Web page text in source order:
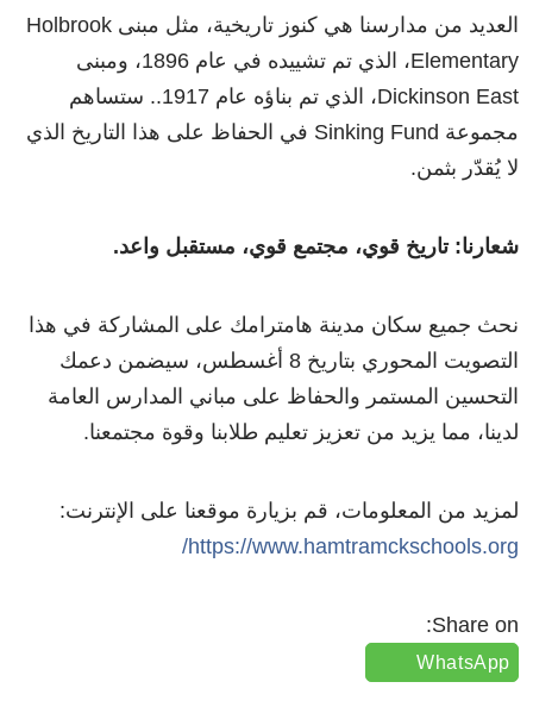
العديد من مدارسنا هي كنوز تاريخية، مثل مبنى Holbrook
Elementary، الذي تم تشييده في عام 1896، ومبنى
Dickinson East، الذي تم بناؤه عام 1917.. ستساهم
مجموعة Sinking Fund في الحفاظ على هذا التاريخ الذي
لا يُقدّر بثمن.
شعارنا: تاريخ قوي، مجتمع قوي، مستقبل واعد.
نحث جميع سكان مدينة هامترامك على المشاركة في هذا
التصويت المحوري بتاريخ 8 أغسطس، سيضمن دعمك
التحسين المستمر والحفاظ على مباني المدارس العامة
لدينا، مما يزيد من تعزيز تعليم طلابنا وقوة مجتمعنا.
لمزيد من المعلومات، ​قم بزيارة موقعنا على الإنترنت:
https://www.hamtramckschools.org/
Share on:
WhatsApp